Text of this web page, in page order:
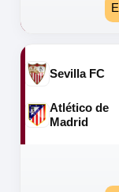
Sevilla FC
Atlético de
Madrid